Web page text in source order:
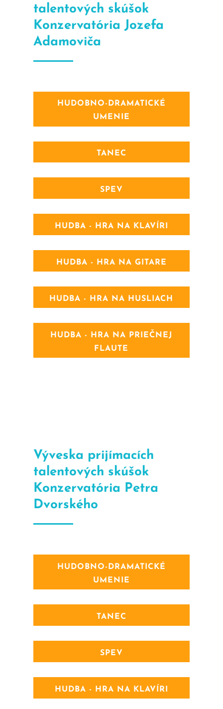
talentových skúšok
Konzervatória Jozefa
Adamoviča
HUDOBNO-DRAMATICKÉ
UMENIE
TANEC
SPEV
HUDBA - HRA NA KLAVÍRI
HUDBA - HRA NA GITARE
HUDBA - HRA NA HUSLIACH
HUDBA - HRA NA PRIEČNEJ
FLAUTE
Výveska prijímacích
talentových skúšok
Konzervatória Petra
Dvorského
HUDOBNO-DRAMATICKÉ
UMENIE
TANEC
SPEV
HUDBA - HRA NA KLAVÍRI